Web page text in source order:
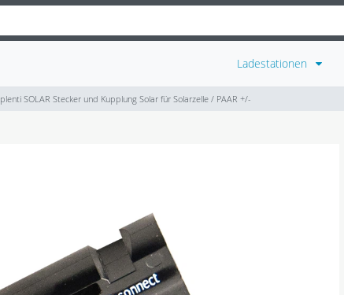
Ladestationen
plenti SOLAR Stecker und Kupplung Solar für Solarzelle / PAAR +/-